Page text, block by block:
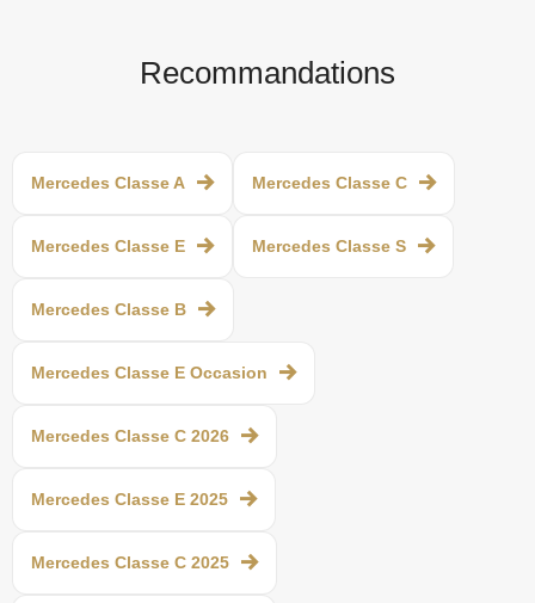
Recommandations
Mercedes Classe A Mercedes Classe C
Mercedes Classe E Mercedes Classe S
Mercedes Classe B
Mercedes Classe E Occasion
Mercedes Classe C 2026
Mercedes Classe E 2025
Mercedes Classe C 2025